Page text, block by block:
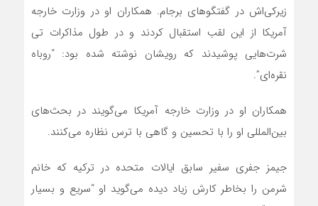
زیرکی‌اش در گفتگوهای برجام. همکاران او در وزارت خارجه
آمریکا از این لقب استقبال کردند و در طول مذاکرات تی
شرت‌هایی پوشیدند که رویشان نوشته شده بود: “روباه
نقره‌ای”.
همکاران او در وزارت خارجه آمریکا می‌گویند در بحث‌های
بین‌المللی او را با تحسین و گاهی با ترس نظاره می‌کنند.
جیمز جفری سفیر سابق ایالات متحده در ترکیه که خانم
شرمن را بخاطر کارش زیاد دیده می‌گوید او “سریع و بسیار